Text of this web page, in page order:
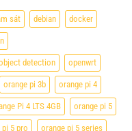
sát debian docker
detection openwrt
orange pi 3b orange pi 4
Pi 4 LTS 4GB orange pi 5
5 pro orange pi 5 series